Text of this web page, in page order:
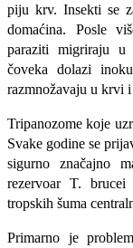
piju krv. Insekti se
domaćina. Posle
paraziti migriraju u
čoveka dolazi
razmnožavaju u krvi
Tripanozome koje
Svake godine se
sigurno značajno
rezervoar T. brucei
tropskih šuma
Primarno je